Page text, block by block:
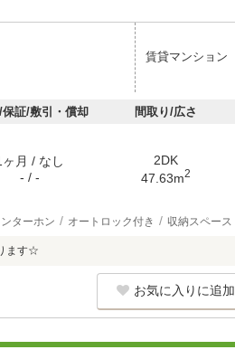
賃貸マンション
証/敷引・償却 間取り/広さ
ヶ月 / なし
- / -
2DK
47.63m2
ターホン オートロック付き 収納スペース
ます☆
お気に入りに追加